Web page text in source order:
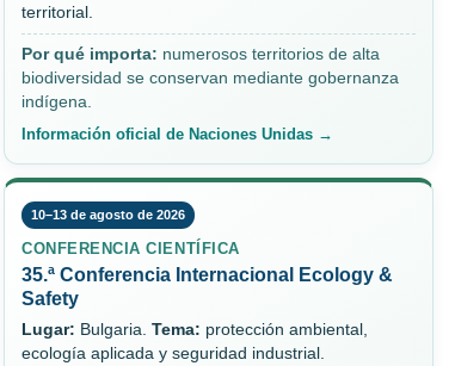
territorial.
Por qué importa: numerosos territorios de alta
biodiversidad se conservan mediante gobernanza
indígena.
Información oficial de Naciones Unidas →
10–13 de agosto de 2026
CONFERENCIA CIENTÍFICA
35.ª Conferencia Internacional Ecology &
Safety
Lugar: Bulgaria. Tema: protección ambiental,
ecología aplicada y seguridad industrial.